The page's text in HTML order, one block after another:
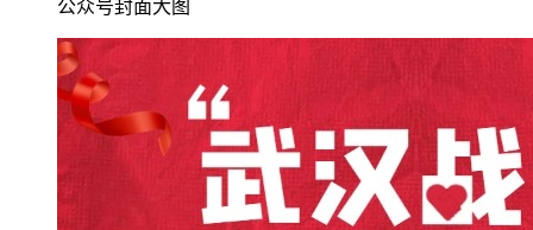
公众号封面大图